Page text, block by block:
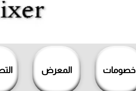
خصومات المعرض